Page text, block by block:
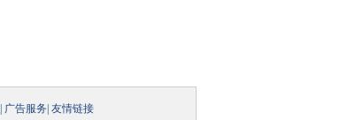
广告服务 友情链接